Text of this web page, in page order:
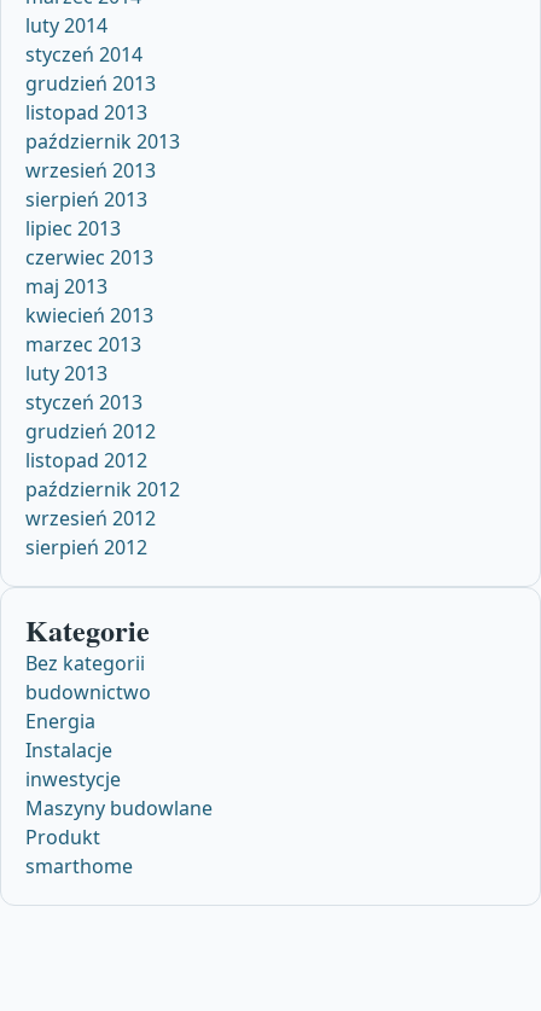
luty 2014
styczeń 2014
grudzień 2013
listopad 2013
październik 2013
wrzesień 2013
sierpień 2013
lipiec 2013
czerwiec 2013
maj 2013
kwiecień 2013
marzec 2013
luty 2013
styczeń 2013
grudzień 2012
listopad 2012
październik 2012
wrzesień 2012
sierpień 2012
Kategorie
Bez kategorii
budownictwo
Energia
Instalacje
inwestycje
Maszyny budowlane
Produkt
smarthome